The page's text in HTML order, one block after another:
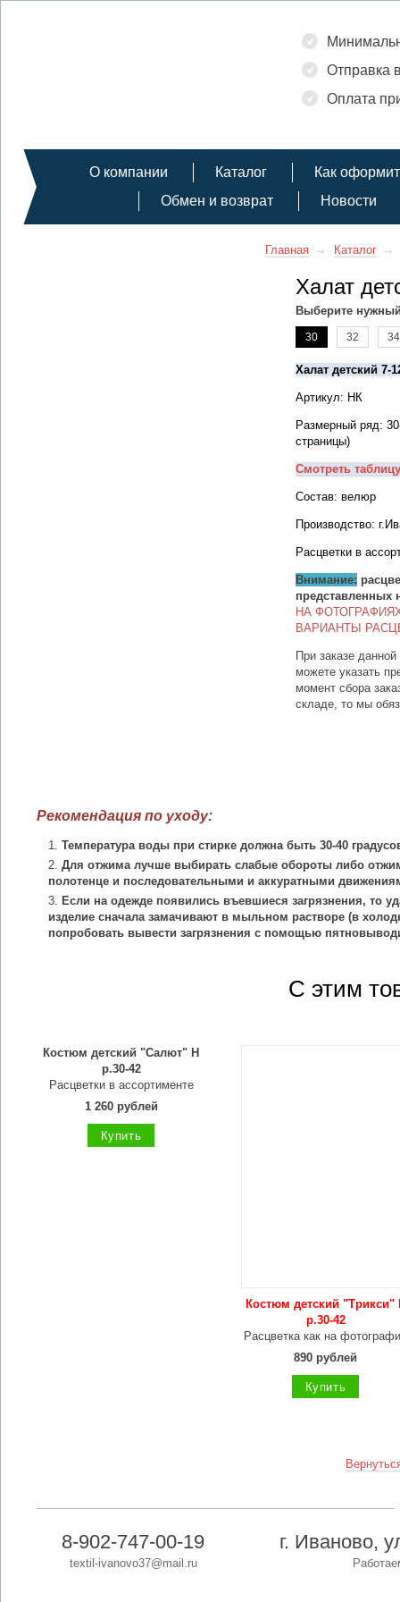
Отправка
Оплата
О компании Каталог
Как
Обмен и возврат
Новости
Главная Каталог
Халат
Выберите
30 32 34
Халат детский 7-
Артикул: НК
Размерный ряд:
страницы)
Смотреть
Состав: велюр
Производство:
Расцветки в
Внимание:
представленных
НА
ВАРИАНТЫ
При заказе
можете указать
момент сбора
складе, то мы
Рекомендация по уходу:
Температура воды при стирке должна быть 30-40
Для отжима лучше выбирать слабые обороты либо
полотенце и последовательными и аккуратными
Если на одежде появились въевшиеся загрязнения, то
изделие сначала замачивают в мыльном растворе (в
попробовать вывести загрязнения с помощью
С этим
Костюм детский "Салют" Н
р.30-42
Расцветки в ассортименте
1 260 рублей
Купить
Костюм детский "Трикси"
р.30-42
Расцветка как на
890 рублей
Купить
8-902-747-00-19
textil-ivanovo37@mail.ru
г. Иваново,